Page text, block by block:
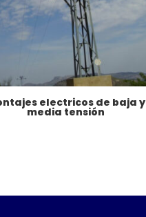
electricos de baja y
media tensión